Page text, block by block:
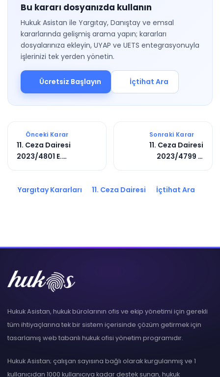
Bu kararı dosyanızda kullanın
Hukuk Asistan ile Yargıtay, Danıştay ve emsal
kararlarında gelişmiş arama yapın; kararları
dosyalarınıza ekleyin, UYAP ve UETS entegrasyonuyla
işlerinizi tek yerden yönetin.
Ücretsiz Başlayın İçtihat Ara
Önceki Karar
11. Ceza Dairesi
2023/4801 E.
Sonraki Karar
11. Ceza Dairesi
2023/4799 E.
Yargıtay Kararları 11. Ceza Dairesi İçtihat Ara
Hukuk Asistan, hukuk bürolarının ofis ve ekip yönetimi için gerekli
tüm ihtiyaçlarına tek bir sistem içerisinde çözüm getirmek için
tasarlamış web tabanlı hukuk ofisi yönetim programıdır.
Hukuk Asistan; çalışan sayısına bağlı olarak kurgulanmış ve 1
kullanıcıdan 1000 kullanıcıya kadar destek sunan, hukuk